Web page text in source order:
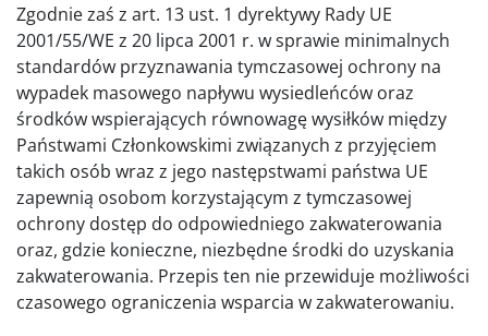
Zgodnie zaś z art. 13 ust. 1 dyrektywy Rady UE
2001/55/WE z 20 lipca 2001 r. w sprawie minimalnych
standardów przyznawania tymczasowej ochrony na
wypadek masowego napływu wysiedleńców oraz
środków wspierających równowagę wysiłków między
Państwami Członkowskimi związanych z przyjęciem
takich osób wraz z jego następstwami państwa UE
zapewnią osobom korzystającym z tymczasowej
ochrony dostęp do odpowiedniego zakwaterowania
oraz, gdzie konieczne, niezbędne środki do uzyskania
zakwaterowania. Przepis ten nie przewiduje możliwości
czasowego ograniczenia wsparcia w zakwaterowaniu.